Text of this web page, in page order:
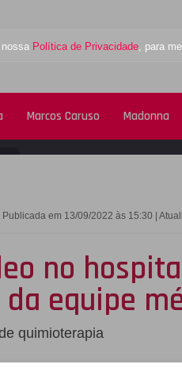
Política de Privacidade, para
Marcos Caruso Madonna
Publicada em 13/09/2022 às 15:30 |
no
equipe
quimioterapia